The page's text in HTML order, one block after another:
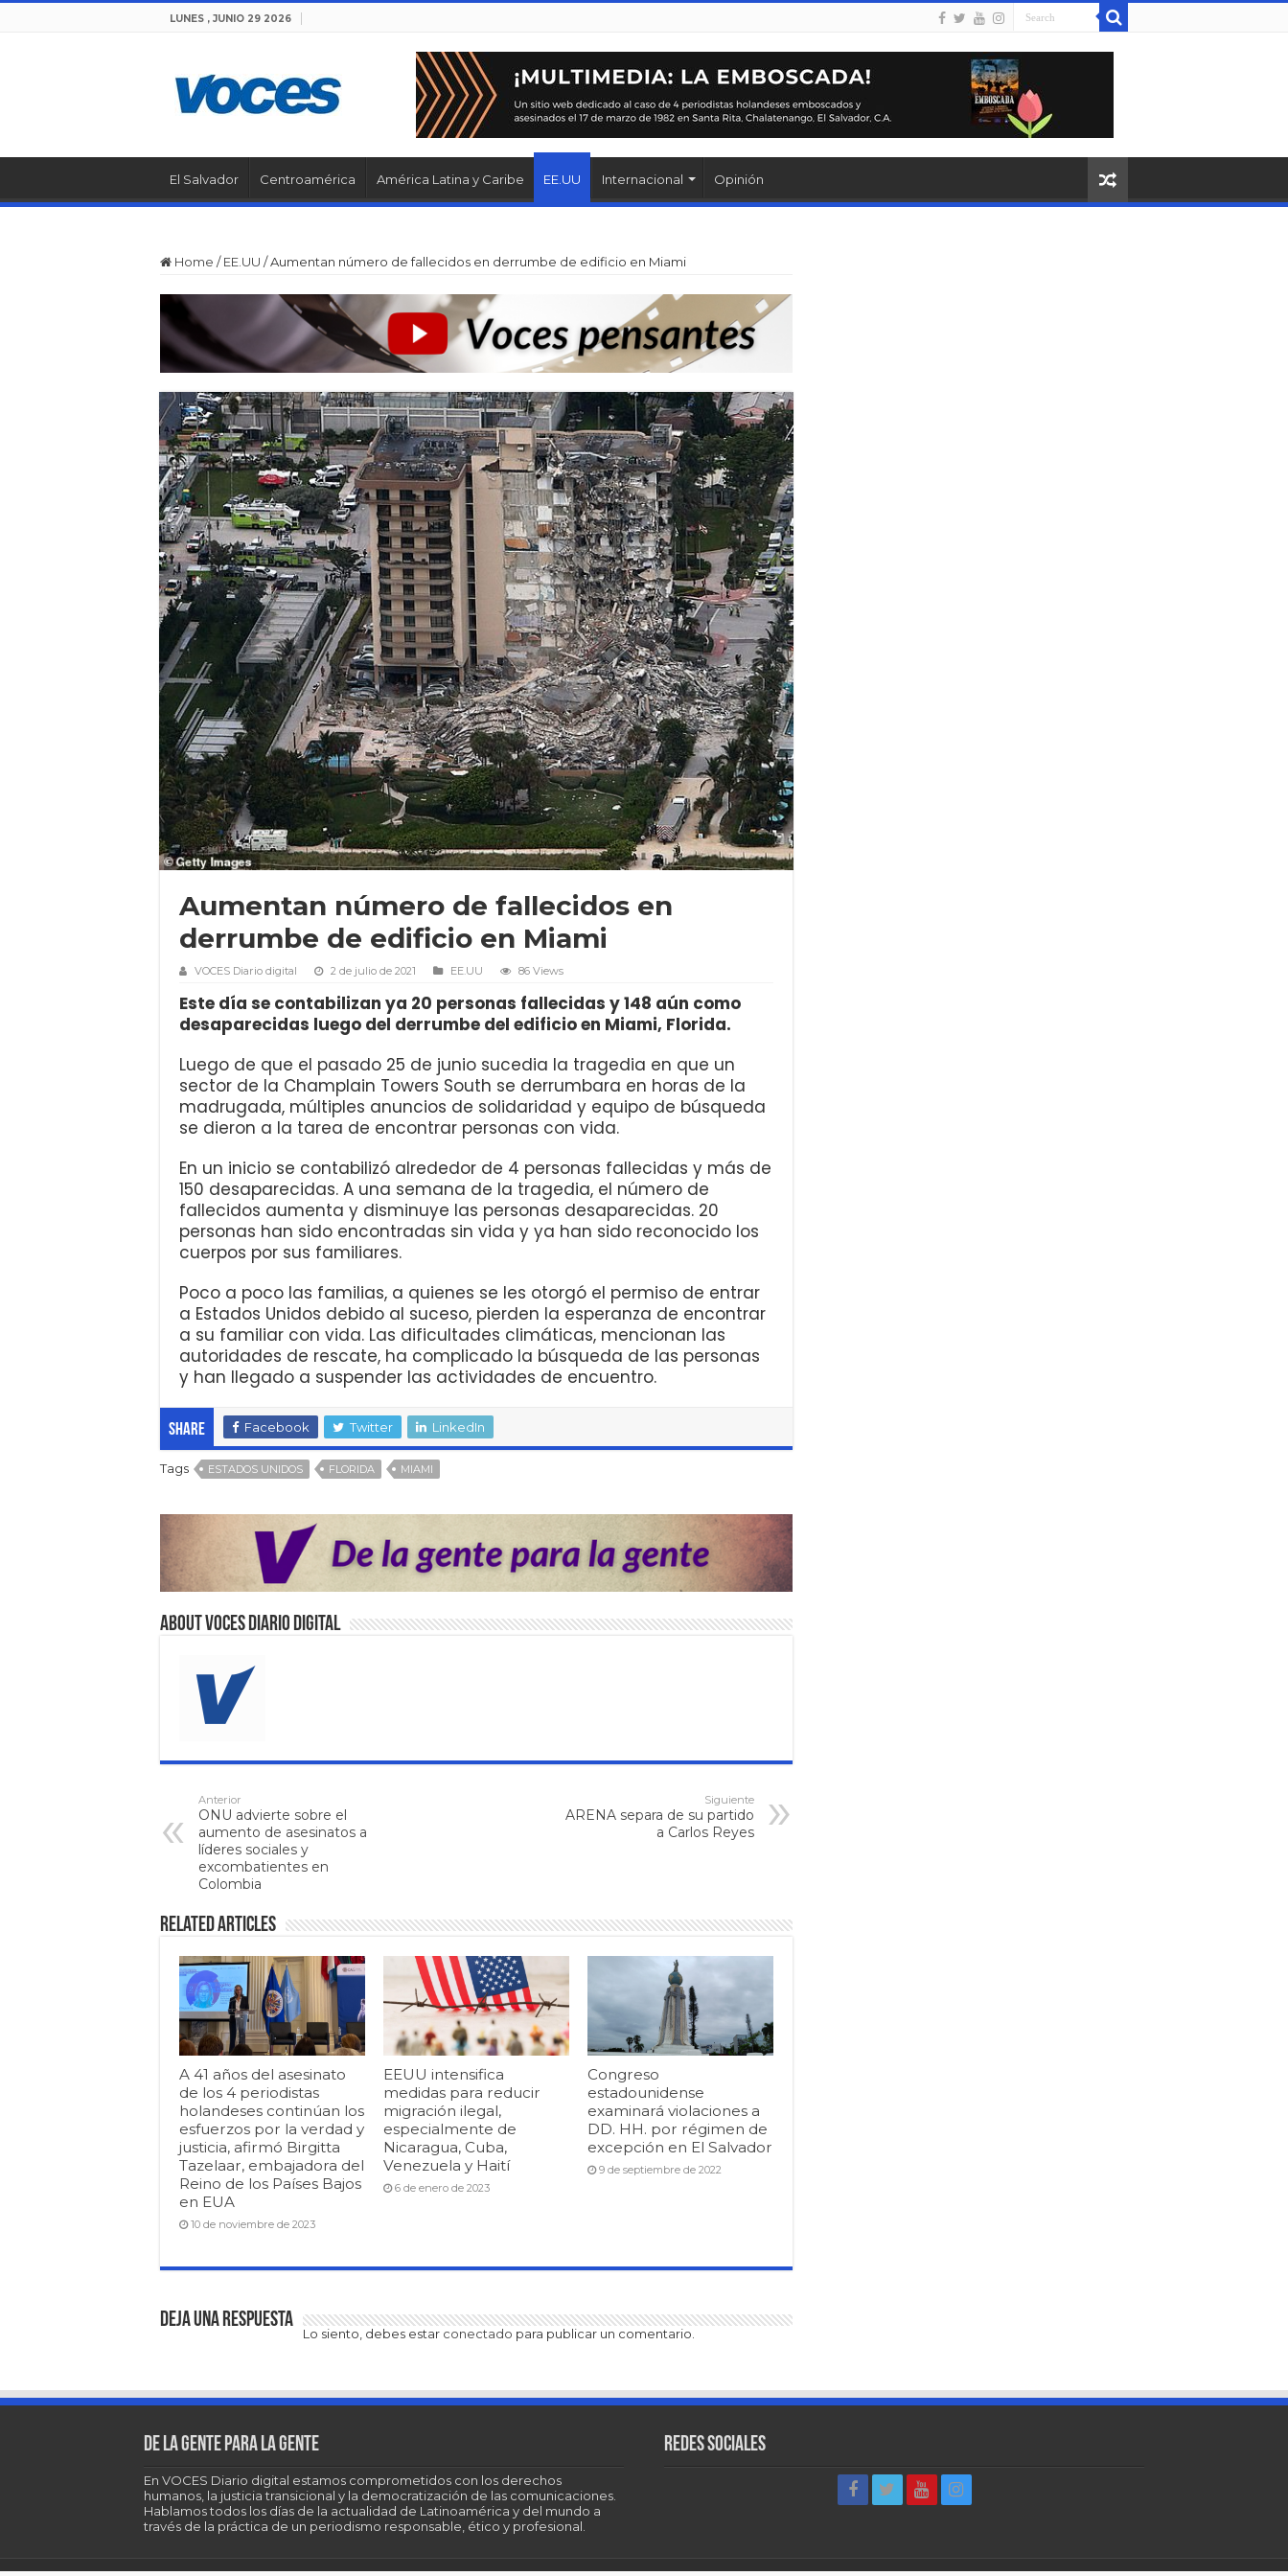
LUNES , JUNIO 29 2026
El Salvador Centroamérica América Latina y Caribe EE.UU Internacional Opinión
Home / EE.UU /Aumentan número de fallecidos en derrumbe de edificio en Miami
Aumentan número de fallecidos en
derrumbe de edificio en Miami
VOCES Diario digital 2 de julio de 2021 EE.UU 86 Views
Este día se contabilizan ya 20 personas fallecidas y 148 aún como
desaparecidas luego del derrumbe del edificio en Miami, Florida.
Luego de que el pasado 25 de junio sucedia la tragedia en que un
sector de la Champlain Towers South se derrumbara en horas de la
madrugada, múltiples anuncios de solidaridad y equipo de búsqueda
se dieron a la tarea de encontrar personas con vida.
En un inicio se contabilizó alrededor de 4 personas fallecidas y más de
150 desaparecidas. A una semana de la tragedia, el número de
fallecidos aumenta y disminuye las personas desaparecidas. 20
personas han sido encontradas sin vida y ya han sido reconocido los
cuerpos por sus familiares.
Poco a poco las familias, a quienes se les otorgó el permiso de entrar
a Estados Unidos debido al suceso, pierden la esperanza de encontrar
a su familiar con vida. Las dificultades climáticas, mencionan las
autoridades de rescate, ha complicado la búsqueda de las personas
y han llegado a suspender las actividades de encuentro.
Share Facebook Twitter LinkedIn
Tags ESTADOS UNIDOS FLORIDA MIAMI
About VOCES Diario digital
Anterior
ONU advierte sobre el
aumento de asesinatos a
líderes sociales y
excombatientes en
Colombia
Siguiente
ARENA separa de su partido
a Carlos Reyes
Related Articles
A 41 años del asesinato
de los 4 periodistas
holandeses continúan los
esfuerzos por la verdad y
justicia, afirmó Birgitta
Tazelaar, embajadora del
Reino de los Países Bajos
en EUA
10 de noviembre de 2023
EEUU intensifica
medidas para reducir
migración ilegal,
especialmente de
Nicaragua, Cuba,
Venezuela y Haití
6 de enero de 2023
Congreso
estadounidense
examinará violaciones a
DD. HH. por régimen de
excepción en El Salvador
9 de septiembre de 2022
Deja una respuesta
Lo siento, debes estar conectado para publicar un comentario.
De la gente para la gente
En VOCES Diario digital estamos comprometidos con los derechos
humanos, la justicia transicional y la democratización de las comunicaciones.
Hablamos todos los días de la actualidad de Latinoamérica y del mundo a
través de la práctica de un periodismo responsable, ético y profesional.
Redes sociales